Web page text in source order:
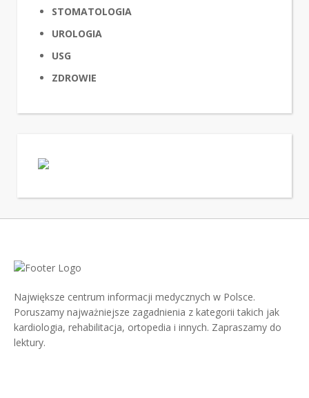
STOMATOLOGIA
UROLOGIA
USG
ZDROWIE
Największe centrum informacji medycznych w Polsce.
Poruszamy najważniejsze zagadnienia z kategorii takich jak
kardiologia, rehabilitacja, ortopedia i innych. Zapraszamy do
lektury.